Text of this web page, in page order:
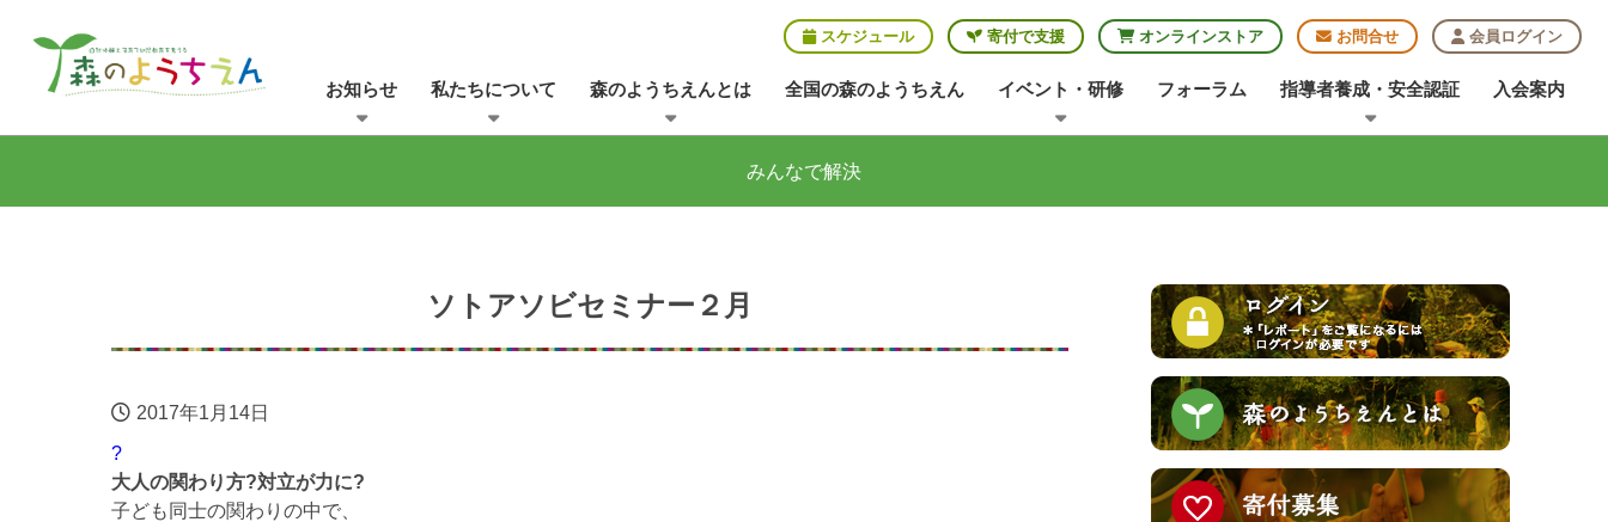
スケジュール 寄付で支援 オンラインストア お問合せ 会員ログイン
お知らせ 私たちについて 森のようちえんとは 全国の森のようちえん イベント・研修 フォーラム 指導者養成・安全認証 入会案内
みんなで解決
ソトアソビセミナー２月
2017年1月14日
?
大人の関わり方?対立が力に?
子ども同士の関わりの中で、